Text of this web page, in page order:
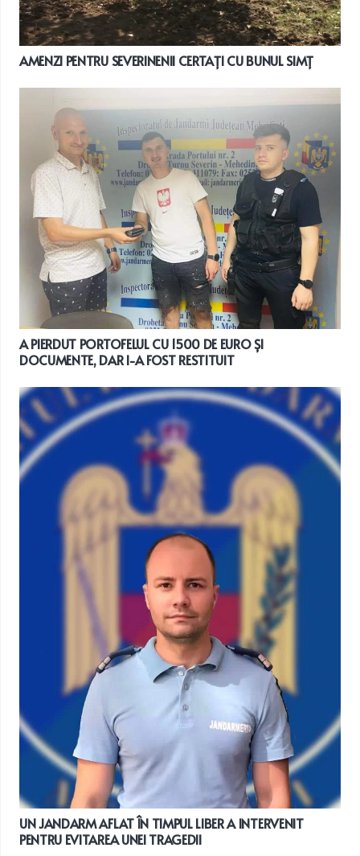
AMENZI PENTRU SEVERINENII CERTAȚI CU BUNUL SIMȚ
A PIERDUT PORTOFELUL CU 1500 DE EURO ȘI
DOCUMENTE, DAR I-A FOST RESTITUIT
UN JANDARM AFLAT ÎN TIMPUL LIBER A INTERVENIT
PENTRU EVITAREA UNEI TRAGEDII